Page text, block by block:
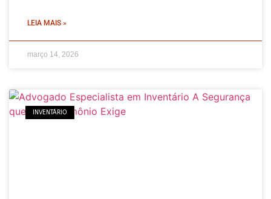
LEIA MAIS »
março 14, 2026
INVENTÁRIO